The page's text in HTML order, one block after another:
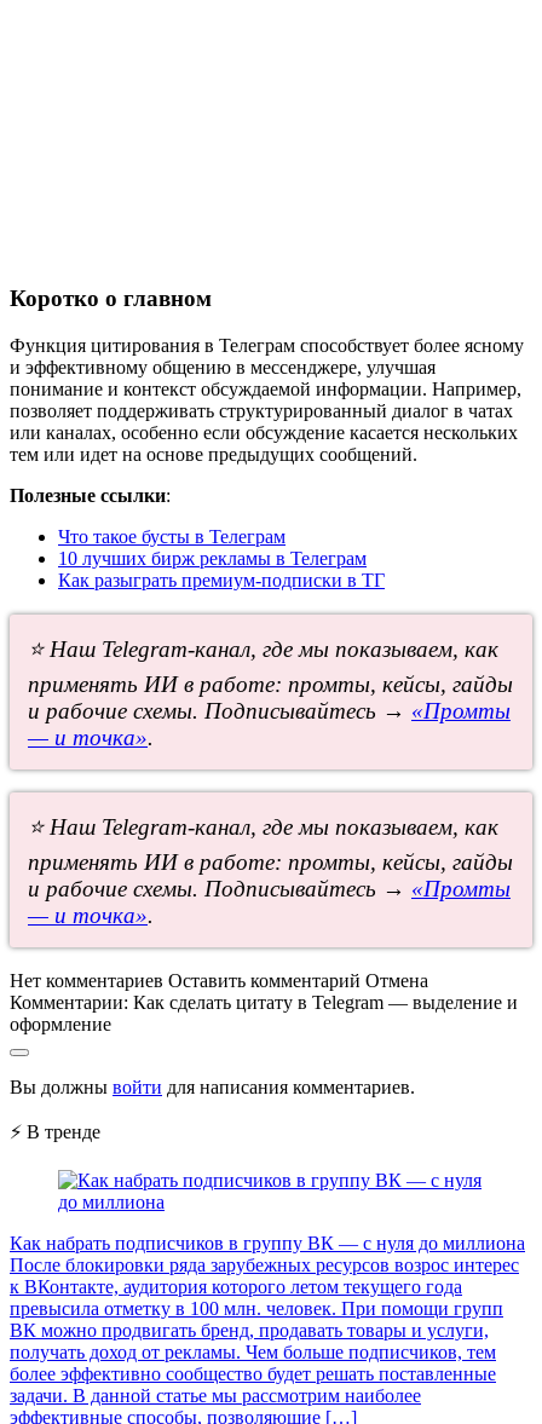
Коротко о главном
Функция цитирования в Телеграм способствует более ясному
и эффективному общению в мессенджере, улучшая
понимание и контекст обсуждаемой информации. Например,
позволяет поддерживать структурированный диалог в чатах
или каналах, особенно если обсуждение касается нескольких
тем или идет на основе предыдущих сообщений.
Полезные ссылки:
Что такое бусты в Телеграм
10 лучших бирж рекламы в Телеграм
Как разыграть премиум-подписки в ТГ
⭐ Наш Telegram-канал, где мы показываем, как
применять ИИ в работе: промты, кейсы, гайды
и рабочие схемы. Подписывайтесь → «Промты
— и точка».
⭐ Наш Telegram-канал, где мы показываем, как
применять ИИ в работе: промты, кейсы, гайды
и рабочие схемы. Подписывайтесь → «Промты
— и точка».
Нет комментариев Оставить комментарий Отмена
Комментарии: Как сделать цитату в Telegram — выделение и
оформление
Вы должны войти для написания комментариев.
⚡ В тренде
Как набрать подписчиков в группу ВК — с нуля до миллиона
После блокировки ряда зарубежных ресурсов возрос интерес
к ВКонтакте, аудитория которого летом текущего года
превысила отметку в 100 млн. человек. При помощи групп
ВК можно продвигать бренд, продавать товары и услуги,
получать доход от рекламы. Чем больше подписчиков, тем
более эффективно сообщество будет решать поставленные
задачи. В данной статье мы рассмотрим наиболее
эффективные способы, позволяющие […]